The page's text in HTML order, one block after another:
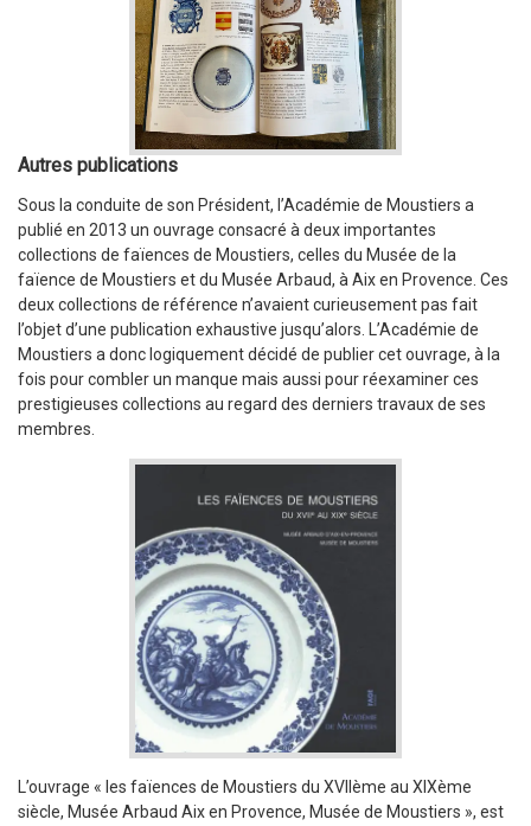
Autres publications
Sous la conduite de son Président, l’Académie de Moustiers a
publié en 2013 un ouvrage consacré à deux importantes
collections de faïences de Moustiers, celles du Musée de la
faïence de Moustiers et du Musée Arbaud, à Aix en Provence. Ces
deux collections de référence n’avaient curieusement pas fait
l’objet d’une publication exhaustive jusqu’alors. L’Académie de
Moustiers a donc logiquement décidé de publier cet ouvrage, à la
fois pour combler un manque mais aussi pour réexaminer ces
prestigieuses collections au regard des derniers travaux de ses
membres.
L’ouvrage « les faïences de Moustiers du XVIIème au XIXème
siècle, Musée Arbaud Aix en Provence, Musée de Moustiers », est